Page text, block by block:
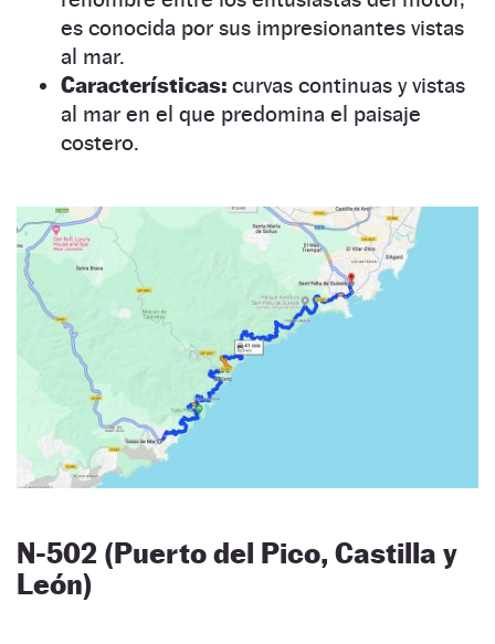
es conocida por sus impresionantes vistas
al mar.
Características: curvas continuas y vistas
al mar en el que predomina el paisaje
costero.
N-502 (Puerto del Pico, Castilla y
León)